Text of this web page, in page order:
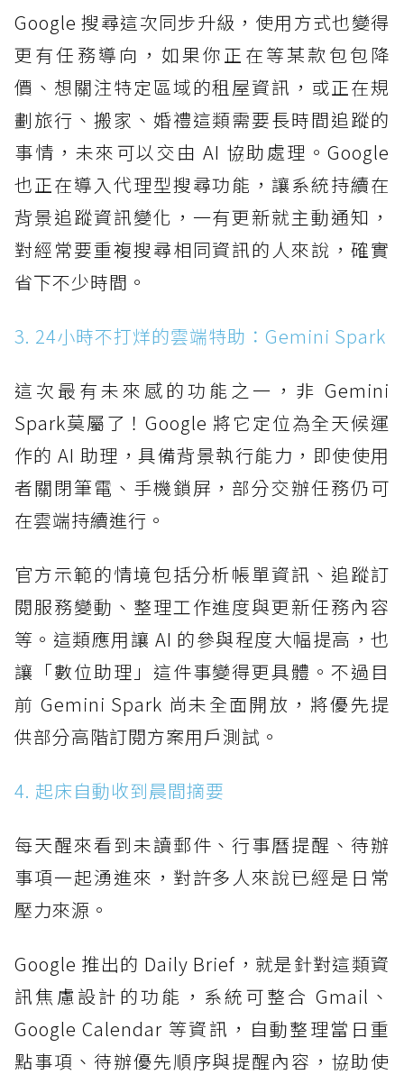
Google 搜尋這次同步升級，使用方式也變得
更有任務導向，如果你正在等某款包包降
價、想關注特定區域的租屋資訊，或正在規
劃旅行、搬家、婚禮這類需要長時間追蹤的
事情，未來可以交由 AI 協助處理。Google
也正在導入代理型搜尋功能，讓系統持續在
背景追蹤資訊變化，一有更新就主動通知，
對經常要重複搜尋相同資訊的人來說，確實
省下不少時間。
3. 24小時不打烊的雲端特助：Gemini Spark
這次最有未來感的功能之一，非 Gemini
Spark莫屬了！Google 將它定位為全天候運
作的 AI 助理，具備背景執行能力，即使使用
者關閉筆電、手機鎖屏，部分交辦任務仍可
在雲端持續進行。
官方示範的情境包括分析帳單資訊、追蹤訂
閱服務變動、整理工作進度與更新任務內容
等。這類應用讓 AI 的參與程度大幅提高，也
讓「數位助理」這件事變得更具體。不過目
前 Gemini Spark 尚未全面開放，將優先提
供部分高階訂閱方案用戶測試。
4. 起床自動收到晨間摘要
每天醒來看到未讀郵件、行事曆提醒、待辦
事項一起湧進來，對許多人來說已經是日常
壓力來源。
Google 推出的 Daily Brief，就是針對這類資
訊焦慮設計的功能，系統可整合 Gmail、
Google Calendar 等資訊，自動整理當日重
點事項、待辦優先順序與提醒內容，協助使